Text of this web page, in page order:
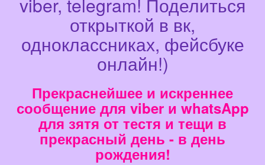
открыткой в вк,
одноклассниках, фейсбуке
онлайн!)
Прекраснейшее и искреннее
сообщение для viber и whatsApp
для зятя от тестя и тещи в
прекрасный день - в день
рождения!